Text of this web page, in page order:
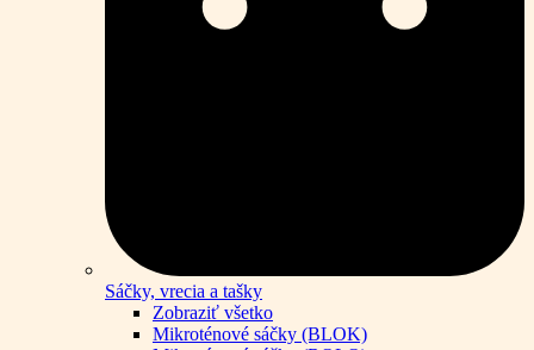
Sáčky, vrecia a tašky
Zobraziť všetko
Mikroténové sáčky (BLOK)